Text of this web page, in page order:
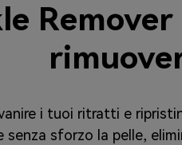
i tuoi ritratti e
senza sforzo la pelle,